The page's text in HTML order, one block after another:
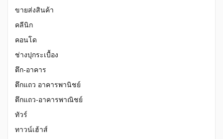
ขายส่งสินค้า
คลีนิก
คอนโด
ช่างปุกระเบื้อง
ตึก-อาคาร
ตึกแถว อาคารพานิชย์
ตึกแถว-อาคารพาณิชย์
ทัวร์
ทาวน์เฮ้าส์